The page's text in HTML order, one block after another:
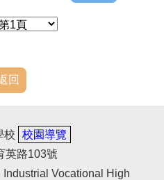
回
校
校園導覽
英路103號
Vocational High